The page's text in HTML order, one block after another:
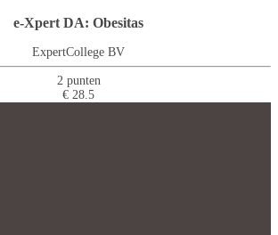
e-Xpert DA: Obesitas
ExpertCollege BV
2 punten
€ 28.5